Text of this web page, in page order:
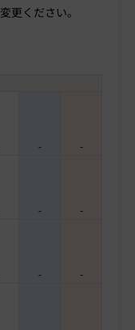
更ください。
- -
- -
- -